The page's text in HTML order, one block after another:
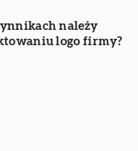
należy
logo firmy?